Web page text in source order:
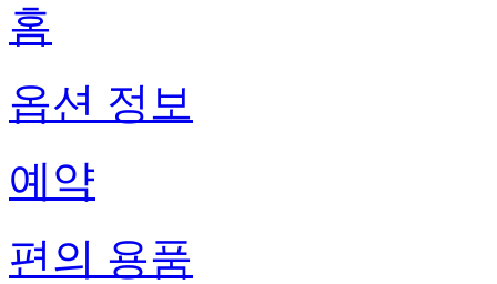
홈
옵션 정보
예약
편의 용품